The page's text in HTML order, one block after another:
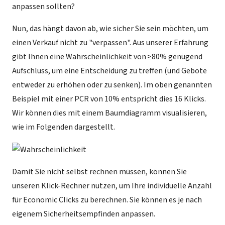
anpassen sollten?
Nun, das hängt davon ab, wie sicher Sie sein möchten, um
einen Verkauf nicht zu "verpassen". Aus unserer Erfahrung
gibt Ihnen eine Wahrscheinlichkeit von ≥80% genügend
Aufschluss, um eine Entscheidung zu treffen (und Gebote
entweder zu erhöhen oder zu senken). Im oben genannten
Beispiel mit einer PCR von 10% entspricht dies 16 Klicks.
Wir können dies mit einem Baumdiagramm visualisieren,
wie im Folgenden dargestellt.
Damit Sie nicht selbst rechnen müssen, können Sie
unseren Klick-Rechner nutzen, um Ihre individuelle Anzahl
für Economic Clicks zu berechnen. Sie können es je nach
eigenem Sicherheitsempfinden anpassen.